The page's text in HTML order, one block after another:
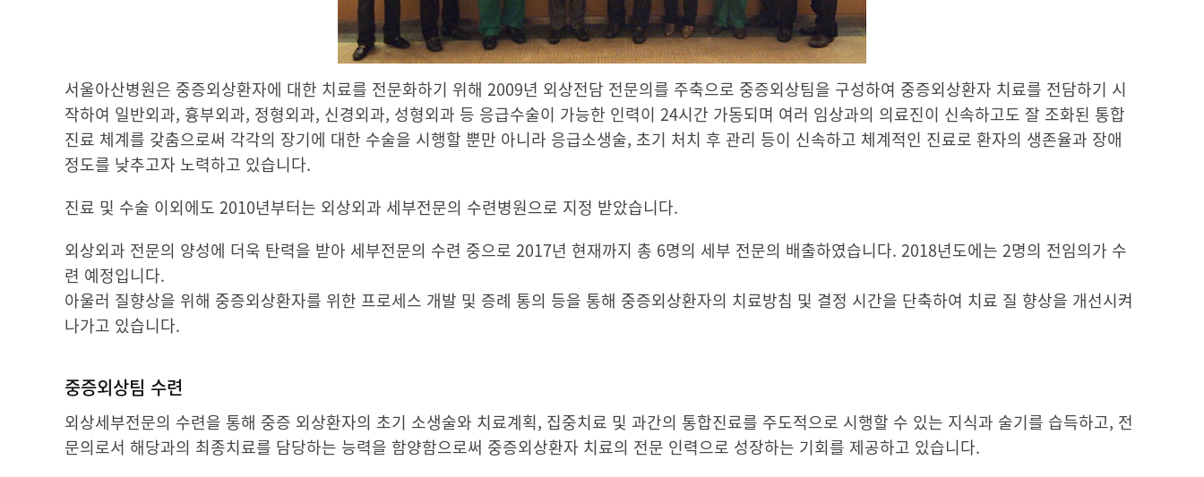
서울아산병원은 중증외상환자에 대한 치료를 전문화하기 위해 2009년 외상전담 전문의를 주축으로 중증외상팀을 구성하여 중증외상환자 치료를 전담하기 시
작하여 일반외과, 흉부외과, 정형외과, 신경외과, 성형외과 등 응급수술이 가능한 인력이 24시간 가동되며 여러 임상과의 의료진이 신속하고도 잘 조화된 통합
진료 체계를 갖춤으로써 각각의 장기에 대한 수술을 시행할 뿐만 아니라 응급소생술, 초기 처치 후 관리 등이 신속하고 체계적인 진료로 환자의 생존율과 장애
정도를 낮추고자 노력하고 있습니다.
진료 및 수술 이외에도 2010년부터는 외상외과 세부전문의 수련병원으로 지정 받았습니다.
외상외과 전문의 양성에 더욱 탄력을 받아 세부전문의 수련 중으로 2017년 현재까지 총 6명의 세부 전문의 배출하였습니다. 2018년도에는 2명의 전임의가 수
련 예정입니다.
아울러 질향상을 위해 중증외상환자를 위한 프로세스 개발 및 증례 통의 등을 통해 중증외상환자의 치료방침 및 결정 시간을 단축하여 치료 질 향상을 개선시켜
나가고 있습니다.
중증외상팀 수련
외상세부전문의 수련을 통해 중증 외상환자의 초기 소생술와 치료계획, 집중치료 및 과간의 통합진료를 주도적으로 시행할 수 있는 지식과 술기를 습득하고, 전
문의로서 해당과의 최종치료를 담당하는 능력을 함양함으로써 중증외상환자 치료의 전문 인력으로 성장하는 기회를 제공하고 있습니다.